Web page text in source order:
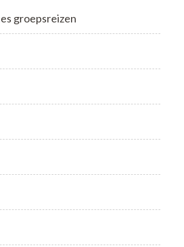
groepsreizen